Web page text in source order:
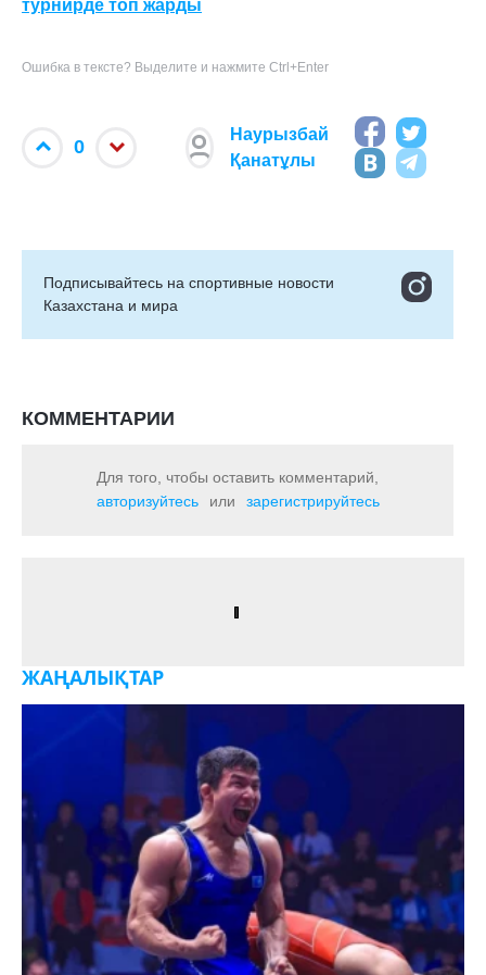
турнирде топ жарды
Ошибка в тексте? Выделите и нажмите Ctrl+Enter
0
Наурызбай
Қанатұлы
Подписывайтесь на cпортивные новости
Казахстана и мира
КОММЕНТАРИИ
Для того, чтобы оставить комментарий,
авторизуйтесь
или зарегистрируйтесь
ЖАҢАЛЫҚТАР